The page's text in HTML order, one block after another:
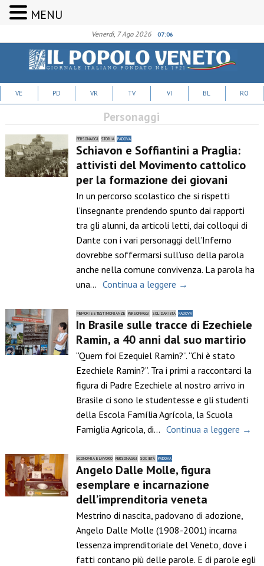
Venerdì, 7 Ago 2026 07:06
VE PD VR TV VI BL RO
Personaggi
PERSONAGGI STORIA PADOVA
Schiavon e Soffiantini a Praglia:
attivisti del Movimento cattolico
per la formazione dei giovani
In un percorso scolastico che si rispetti
l’insegnante prendendo spunto dai rapporti
tra gli alunni, da articoli letti, dai colloqui di
Dante con i vari personaggi dell’Inferno
dovrebbe soffermarsi sull’uso della parola
anche nella comune convivenza. La parola ha
una… Continua a leggere →
MEMORIE E TESTIMONIANZE PERSONAGGI SOLIDARIETÀ PADOVA
In Brasile sulle tracce di Ezechiele
Ramin, a 40 anni dal suo martirio
“Quem foi Ezequiel Ramin?”. “Chi è stato
Ezechiele Ramin?”. Tra i primi a raccontarci la
figura di Padre Ezechiele al nostro arrivo in
Brasile ci sono le studentesse e gli studenti
della Escola Família Agrícola, la Scuola
Famiglia Agricola, di… Continua a leggere →
ECONOMIA E LAVORO PERSONAGGI SOCIETÀ PADOVA
Angelo Dalle Molle, figura
esemplare e incarnazione
dell’imprenditoria veneta
Mestrino di nascita, padovano di adozione,
Angelo Dalle Molle (1908-2001) incarna
l’essenza imprenditoriale del Veneto, dove i
fatti contano più delle parole. E di parole egli
MENU